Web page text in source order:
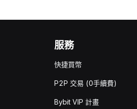
服務
快捷買幣
P2P 交易 (0手續費)
Bybit VIP 計畫